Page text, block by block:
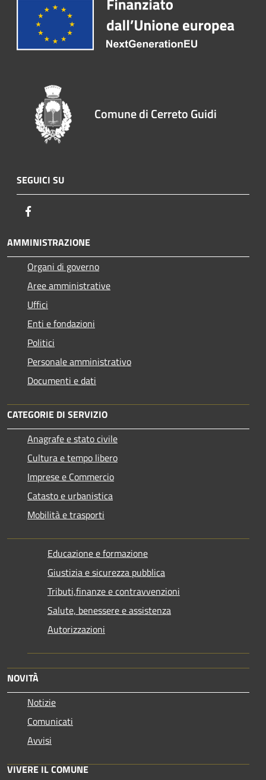
Comune di Cerreto Guidi
SEGUICI SU
AMMINISTRAZIONE
Organi di governo
Aree amministrative
Uffici
Enti e fondazioni
Politici
Personale amministrativo
Documenti e dati
CATEGORIE DI SERVIZIO
Anagrafe e stato civile
Cultura e tempo libero
Imprese e Commercio
Catasto e urbanistica
Mobilità e trasporti
Educazione e formazione
Giustizia e sicurezza pubblica
Tributi,finanze e contravvenzioni
Salute, benessere e assistenza
Autorizzazioni
NOVITÀ
Notizie
Comunicati
Avvisi
VIVERE IL COMUNE